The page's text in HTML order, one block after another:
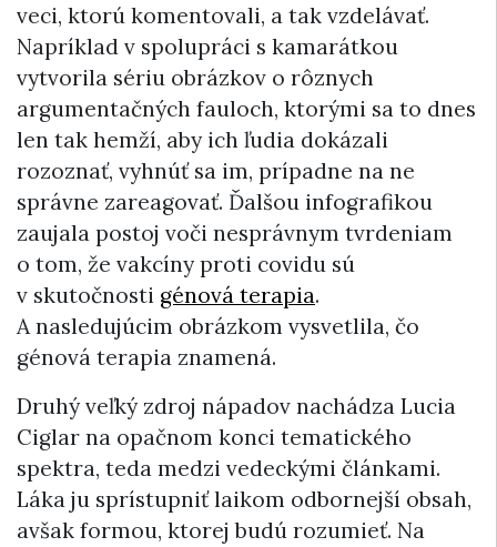
veci, ktorú komentovali, a tak vzdelávať.
Napríklad v spolupráci s kamarátkou
vytvorila sériu obrázkov o rôznych
argumentačných fauloch, ktorými sa to dnes
len tak hemží, aby ich ľudia dokázali
rozoznať, vyhnúť sa im, prípadne na ne
správne zareagovať. Ďalšou infografikou
zaujala postoj voči nesprávnym tvrdeniam
o tom, že vakcíny proti covidu sú
v skutočnosti génová terapia.
A nasledujúcim obrázkom vysvetlila, čo
génová terapia znamená.
Druhý veľký zdroj nápadov nachádza Lucia
Ciglar na opačnom konci tematického
spektra, teda medzi vedeckými článkami.
Láka ju sprístupniť laikom odbornejší obsah,
avšak formou, ktorej budú rozumieť. Na